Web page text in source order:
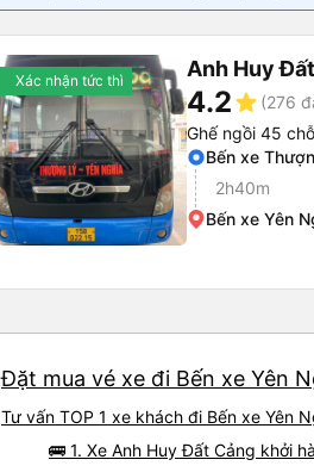
Xác nhận tức thì Anh Huy
4.2star (276
Ghế ngồi 45 chỗ
Bến xe
2h40m
Bến xe Yên
Đặt mua vé xe đi Bến xe Yên
Tư vấn TOP 1 xe khách đi Bến xe Yên
🚌 1. Xe Anh Huy Đất Cảng khởi